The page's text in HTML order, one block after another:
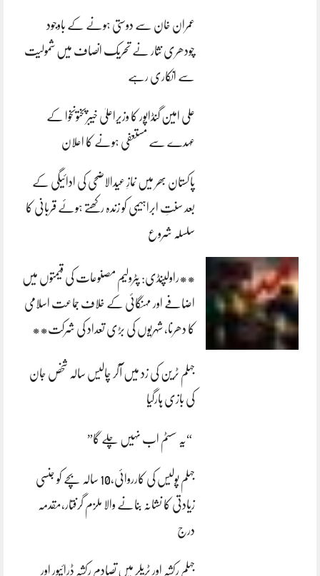
عمران خان سے دوستی ہونے کے باوجود
چودھری نثار نے تحریک انصاف میں شمولیت
سے انکاری رہے
علی امین گنڈاپور کا وزیراعلیٰ خیبرپختونخوا کے
عہدے سے مستعفی ہونے کا اعلان
پاکستان بھر میں نمازِ عیدالاضحی کی ادائیگی کے
بعد سنتِ ابراہیمی کو زندہ رکھتے ہوئے قربانی کا
سلسلہ شروع
**راولپنڈی: پٹرولیم مصنوعات کی قیمتوں میں
اضافے اور مہنگائی کے خلاف جماعت اسلامی
کا دھرنا، شہریوں کی بڑی تعداد کی شرکت**
جہلم ٹرین کی زد میں آکر چالیس سالہ شخص جان
کی بازی ہارگیا
“یہ سسٹم اب نہیں چلے گا”
جہلم پولیس کی کارروائی،10 سالہ بچے کو جنسی
زیادتی کا نشانہ بنانے والا ملزم گرفتار،مقدمہ
درج
جہلم رکشہ اور ٹریلر میں تصادم رکشہ ڈرائیور اور